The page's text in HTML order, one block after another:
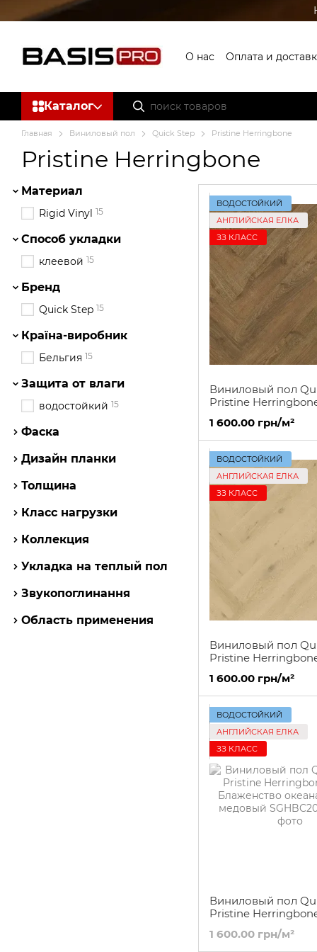
Перейти к основному контенту
О нас Оплата и
Каталог
Главная Виниловый пол Quick Step Pristine Herringbone
Pristine Herringbone
ВОДОСТОЙКИЙ
АНГЛИЙСКАЯ ЕЛКА
ЗЗ КЛАСС
Виниловый пол
Pristine
brown SGHBC20334
1 600.00 грн/м²
ВОДОСТОЙКИЙ
АНГЛИЙСКАЯ ЕЛКА
ЗЗ КЛАСС
Виниловый пол
Pristine
bliss natural
1 600.00 грн/м²
ВОДОСТОЙКИЙ
АНГЛИЙСКАЯ ЕЛКА
ЗЗ КЛАСС
Виниловый пол
Pristine
Блаженство
медовый
1 600.00 грн/м²
Материал
Rigid Vinyl 15
Способ укладки
клеевой 15
Бренд
Quick Step 15
Країна-виробник
Бельгия 15
Защита от влаги
водостойкий 15
Фаска
Дизайн планки
Толщина
Класс нагрузки
Коллекция
Укладка на теплый пол
Звукопоглинання
Область применения